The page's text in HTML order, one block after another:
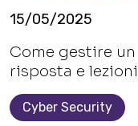
15/05/2025
Come gestire
risposta e
Cyber Security